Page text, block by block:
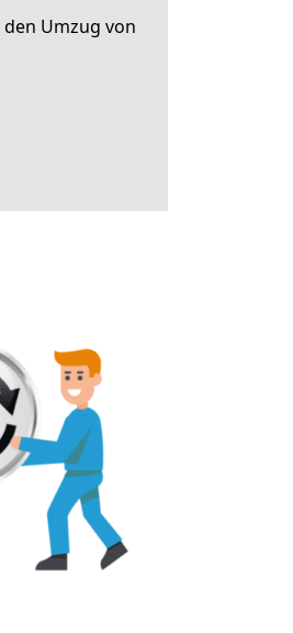
Umzug von